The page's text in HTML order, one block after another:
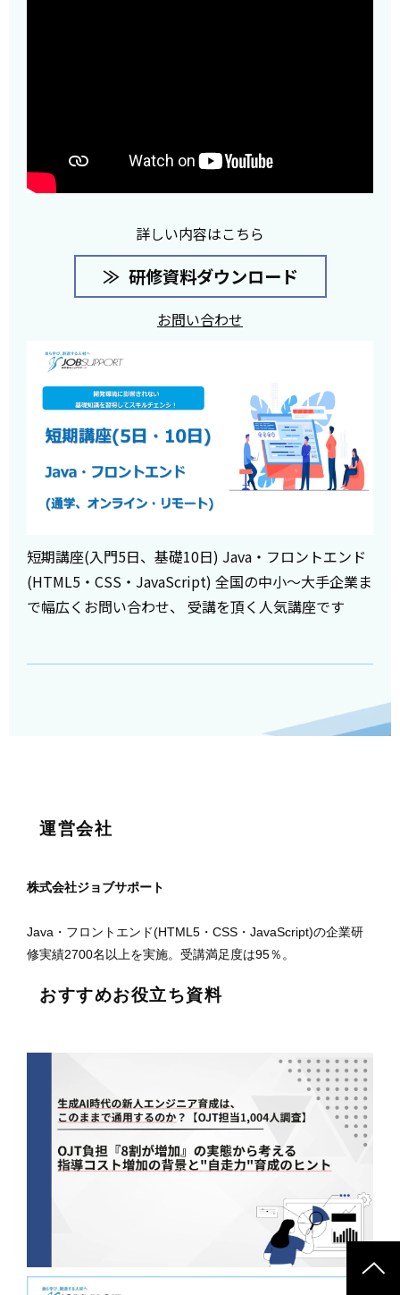
詳しい内容はこちら
研修資料ダウンロード
お問い合わせ
短期講座(入門5日、基礎10日) Java・フロントエンド
(HTML5・CSS・JavaScript) 全国の中小～大手企業ま
で幅広くお問い合わせ、 受講を頂く人気講座です
運営会社
株式会社ジョブサポート
Java・フロントエンド(HTML5・CSS・JavaScript)の企業研
修実績2700名以上を実施。受講満足度は95％。
おすすめお役立ち資料